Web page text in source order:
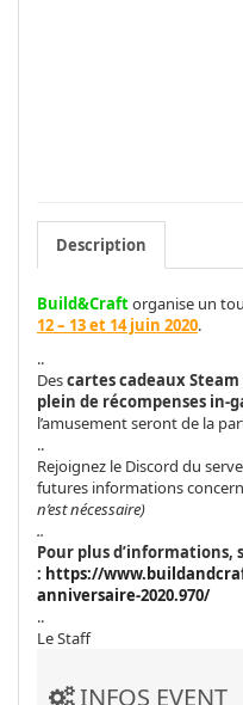
Description
Build&Craftorganise un
12 – 13 et 14 juin 2020.
..
Descartes cadeaux Steam
plein de récompenses in-
l’amusement seront de la
..
Rejoignez le Discord du
futures informations
n’est nécessaire)
..
Pour plus d’informations,
: https://
anniversaire-2020.970/
..
Le Staff
INFOS EVENT